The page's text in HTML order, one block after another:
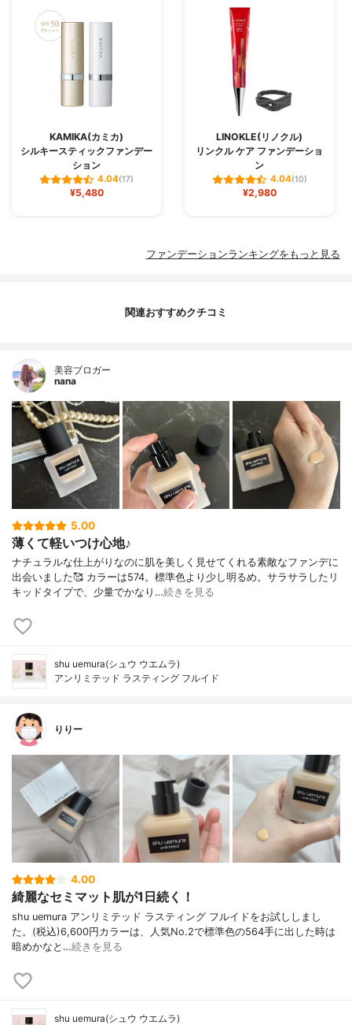
KAMIKA(カミカ)
シルキースティックファンデー
ション
4.04(17)
¥5,480
LINOKLE(リノクル)
リンクル ケア ファンデーショ
ン
4.04(10)
¥2,980
ファンデーションランキングをもっと見る
関連おすすめクチコミ
美容ブロガー
nana
5.00
薄くて軽いつけ心地♪
ナチュラルな仕上がりなのに肌を美しく見せてくれる素敵なファンデに
出会いました🥰 カラーは574。標準色より少し明るめ。サラサラしたリ
キッドタイプで、少量でかなり…続きを見る
shu uemura(シュウ ウエムラ)
アンリミテッド ラスティング フルイド
りりー
4.00
綺麗なセミマット肌が1日続く！
shu uemura アンリミテッド ラスティング フルイドをお試ししまし
た。(税込)6,600円カラーは、人気No.2で標準色の564手に出した時は
暗めかなと…続きを見る
shu uemura(シュウ ウエムラ)